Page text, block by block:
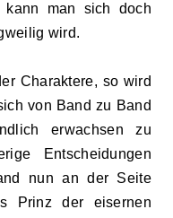
man sich doch
wird.
Charaktere, so wird
von Band zu Band
erwachsen zu
Entscheidungen
nun an der Seite
Prinz der eisernen